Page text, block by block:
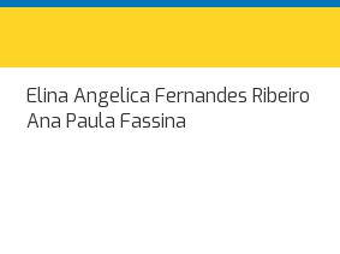
Elina Angelica
Navegação
Elina Angelica Fernandes Ribeiro
Ana Paula Fassina